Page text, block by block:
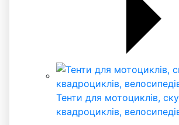
Тенти для мотоциклів,
квадроциклів,